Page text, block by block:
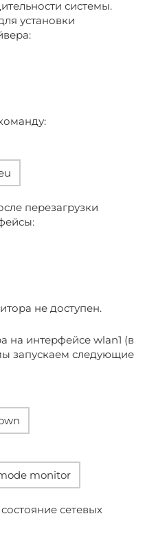
системы.
установки
перезагрузки
не доступен.
интерфейсе wlan1 (в
запускаем следующие
monitor
сетевых